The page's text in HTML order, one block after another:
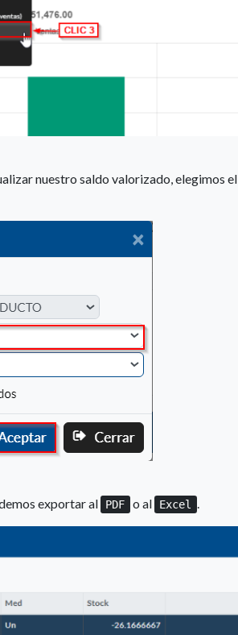
nuestro saldo valorizado, elegimos el
exportar al PDF o al Excel .